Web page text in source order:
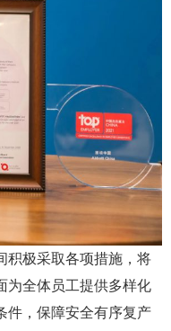
积极采取各项措施，将
为全体员工提供多样化
件，保障安全有序复产